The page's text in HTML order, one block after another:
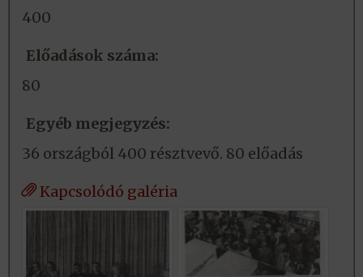
400
Előadások száma:
80
Egyéb megjegyzés:
36 országból 400 résztvevő. 80 előadás
Kapcsolódó galéria